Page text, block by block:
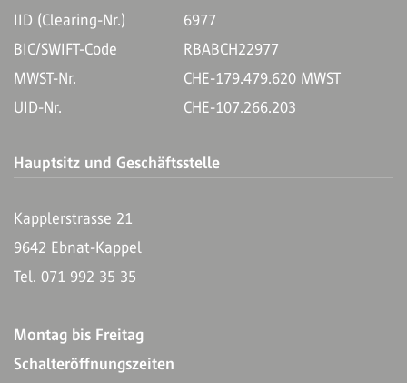
IID (Clearing-Nr.)
6977
BIC/SWIFT-Code
RBABCH22977
MWST-Nr.
CHE-179.479.620 MWST
UID-Nr.
CHE-107.266.203
Hauptsitz und Geschäftsstelle
Kapplerstrasse 21
9642 Ebnat-Kappel
Tel. 071 992 35 35
Montag bis Freitag
Schalteröffnungszeiten